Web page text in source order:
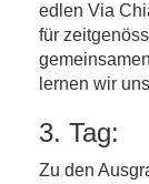
edlen Via
für
lernen wir
3. Tag:
Zu den